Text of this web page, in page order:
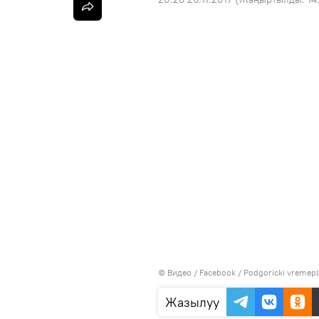
© Видео / Facebook / Podgoricki
Жазылуу